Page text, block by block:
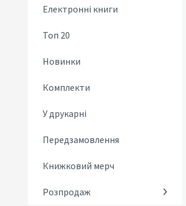
Електронні книги
Топ 20
Новинки
Комплекти
У друкарні
Передзамовлення
Книжковий мерч
Розпродаж